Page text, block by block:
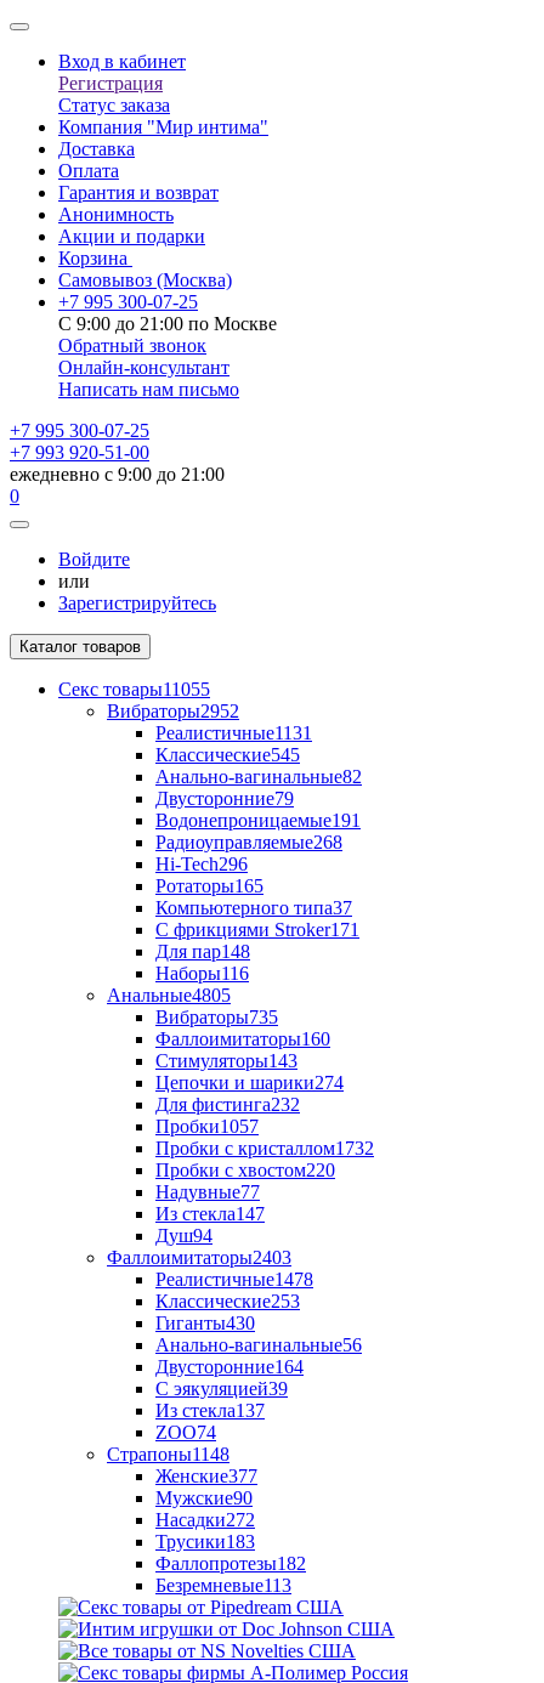
Вход в кабинет
Регистрация
Статус заказа
Компания "Мир интима"
Доставка
Оплата
Гарантия и возврат
Анонимность
Акции и подарки
Корзина
Самовывоз (Москва)
+7 995 300-07-25
С 9:00 до 21:00 по Москве
Обратный звонок
Онлайн-консультант
Написать нам письмо
+7 995 300-07-25
+7 993 920-51-00
ежедневно с 9:00 до 21:00
0
Войдите
или
Зарегистрируйтесь
Каталог товаров
Секс товары11055
Вибраторы2952
Реалистичные1131
Классические545
Анально-вагинальные82
Двусторонние79
Водонепроницаемые191
Радиоуправляемые268
Hi-Tech296
Ротаторы165
Компьютерного типа37
С фрикциями Stroker171
Для пар148
Наборы116
Анальные4805
Вибраторы735
Фаллоимитаторы160
Стимуляторы143
Цепочки и шарики274
Для фистинга232
Пробки1057
Пробки с кристаллом1732
Пробки с хвостом220
Надувные77
Из стекла147
Душ94
Фаллоимитаторы2403
Реалистичные1478
Классические253
Гиганты430
Анально-вагинальные56
Двусторонние164
С эякуляцией39
Из стекла137
ZOO74
Страпоны1148
Женские377
Мужские90
Насадки272
Трусики183
Фаллопротезы182
Безремневые113